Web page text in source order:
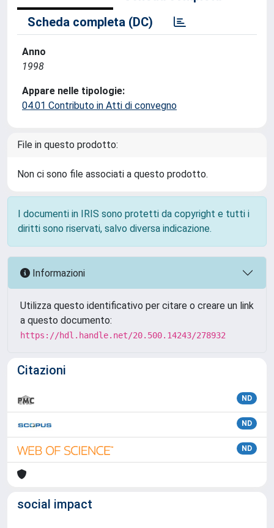
Scheda completa (DC)
Anno
1998
Appare nelle tipologie:
04.01 Contributo in Atti di convegno
File in questo prodotto:
Non ci sono file associati a questo prodotto.
I documenti in IRIS sono protetti da copyright e tutti i
diritti sono riservati, salvo diversa indicazione.
Informazioni
Utilizza questo identificativo per citare o creare un link
a questo documento:
https://hdl.handle.net/20.500.14243/278932
Citazioni
ND
ND
ND
social impact